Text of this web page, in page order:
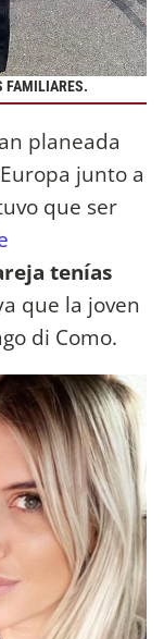
FAMILIARES.
planeada
junto a
que ser
tenías
que la joven
di Como.